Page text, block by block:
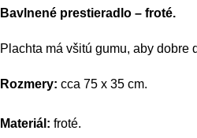
Bavlnené prestieradlo – froté.
Plachta má všitú gumu, aby dobre
Rozmery: cca 75 x 35 cm.
Materiál: froté.